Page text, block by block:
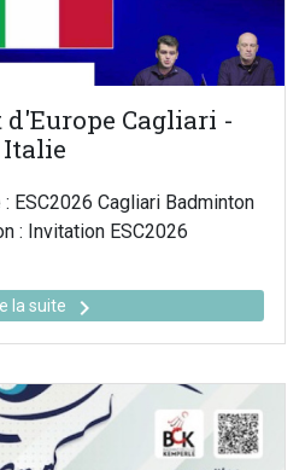
Cagliari -
Italie
ESC2026 Cagliari Badminton
: Invitation ESC2026
la suite keyboard_arrow_right